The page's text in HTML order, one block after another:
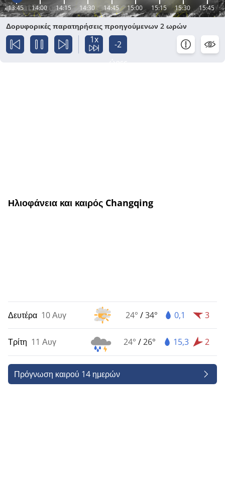
13:45 14:00 14:15 14:30 14:45 15:00 15:15 15:30 15:45
Δορυφορικές παρατηρήσεις προηγούμενων 2 ωρών
1x
-2
Ηλιοφάνεια και καιρός Changqing
Δευτέρα 10 Αυγ 24° /34° 0,1 3
Τρίτη 11 Αυγ 24° /26° 15,3 2
Πρόγνωση καιρού 14 ημερών